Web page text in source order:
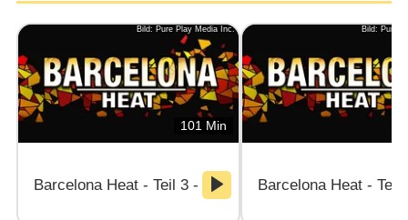
Bild: Pure Play Media Inc.
101 Min
Barcelona Heat - Teil 3 - Nimm mich!
Bild: Pure
Barcelona Heat - Teil